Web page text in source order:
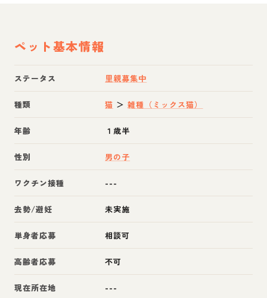
ペット基本情報
ステータス 里親募集中
種類 猫 ＞雑種（ミックス猫）
年齢 １歳半
性別 男の子
ワクチン接種 ---
去勢/避妊 未実施
単身者応募 相談可
高齢者応募 不可
現在所在地 ---